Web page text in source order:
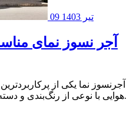
09 تیر 1403
آجر نسوز نمای
آجرنسوز نما یکی از
هوایی با نوعی از رنگ‌بندی و دسته‌بندی آجرنما سازگاری بیشتر دارد.